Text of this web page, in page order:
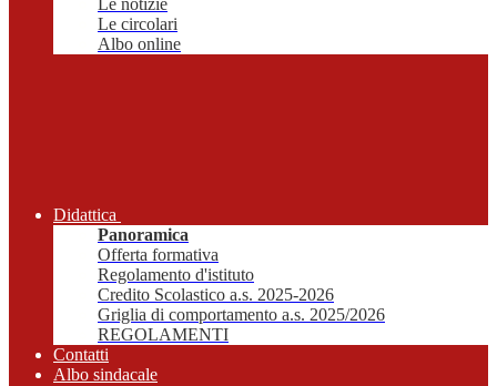
Le notizie
Le circolari
Albo online
Didattica
Panoramica
Offerta formativa
Regolamento d'istituto
Credito Scolastico a.s. 2025-2026
Griglia di comportamento a.s. 2025/2026
REGOLAMENTI
Contatti
Albo sindacale